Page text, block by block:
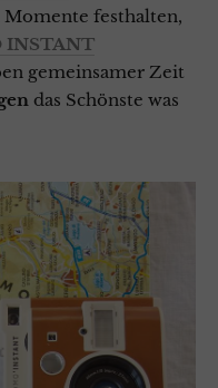
Momente festhalten,
INSTANT
gemeinsamer Zeit
das Schönste was